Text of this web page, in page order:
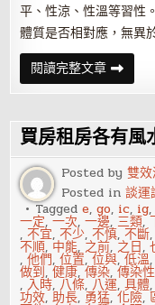
平、性涼、性溫等習性
體質是否相對應，無異
閱讀完整文章教
你
如
泡
一
壺
好
茶
買房租房各有風
Posted by雙
Posted in談運
Taggede,go, ic, ig,
一定,一次,一邊, 三類,
,不宜,不少,不慎,不斷
不順, 中能, 之前, 之日,
,他們,位置,位與,低溫
做到,健康,傳染,傳染性
,入時, 八條, 八運,具體,
功效,助長, 勇猛,化險,